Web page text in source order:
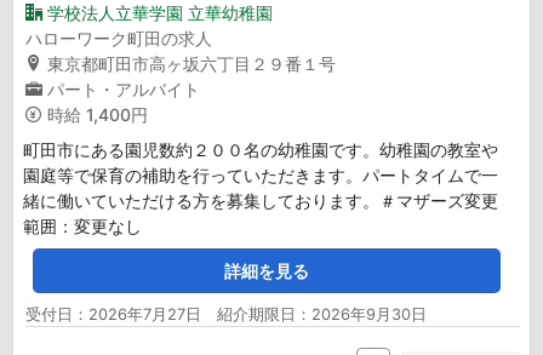
学校法人立華学園 立華幼稚園
ハローワーク町田の求人
東京都町田市高ヶ坂六丁目２９番１号
パート・アルバイト
時給 1,400円
町田市にある園児数約２００名の幼稚園です。幼稚園の教室や
園庭等で保育の補助を行っていただきます。パートタイムで一
緒に働いていただける方を募集しております。＃マザーズ変更
範囲：変更なし
詳細を見る
受付日：2026年7月27日 紹介期限日：2026年9月30日